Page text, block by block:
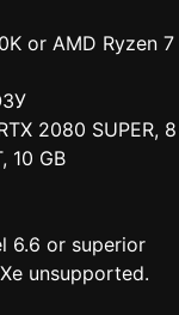
or AMD Ryzen 7
2080 SUPER, 8
10 GB
6.6 or superior
unsupported.